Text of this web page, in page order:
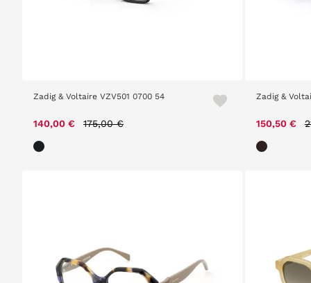
Zadig & Voltaire VZV501 0700 54
140,00 € Price reduced from
175,00 €
Zadig &
150,50 €